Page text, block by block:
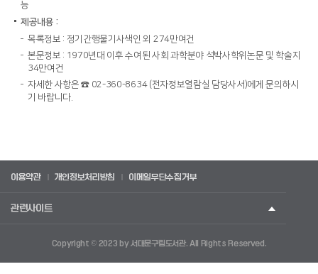
능
제공내용 :
목록정보 : 정기간행물기사색인 외 274만여건
본문정보 : 1970년대 이후 수여된 사회 과학분야 석박사학위논문 및 학술지
34만여건
자세한 사항은 ☎ 02-360-8634 (전자정보열람실 담당사서)에게 문의하시
기 바랍니다.
이용약관 개인정보처리방침 이메일무단수집거부
관련사이트
Copyright © 2023 by 서대문구립도서관. All Rights Reserved.